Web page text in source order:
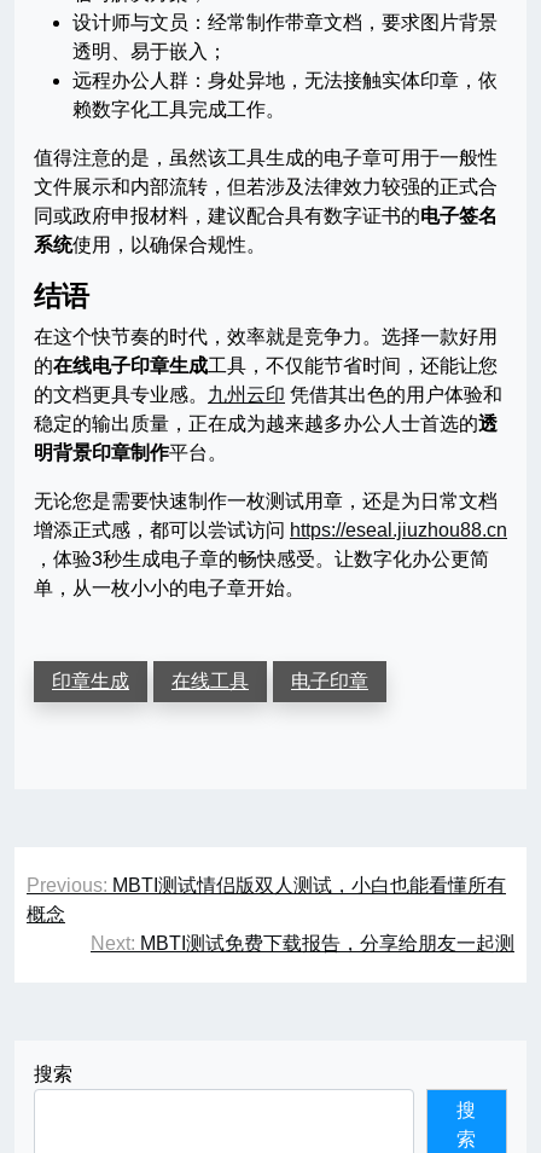
设计师与文员：经常制作带章文档，要求图片背景
透明、易于嵌入；
远程办公人群：身处异地，无法接触实体印章，依
赖数字化工具完成工作。
值得注意的是，虽然该工具生成的电子章可用于一般性
文件展示和内部流转，但若涉及法律效力较强的正式合
同或政府申报材料，建议配合具有数字证书的电子签名
系统使用，以确保合规性。
结语
在这个快节奏的时代，效率就是竞争力。选择一款好用
的在线电子印章生成工具，不仅能节省时间，还能让您
的文档更具专业感。 九州云印 凭借其出色的用户体验和
稳定的输出质量，正在成为越来越多办公人士首选的透
明背景印章制作平台。
无论您是需要快速制作一枚测试用章，还是为日常文档
增添正式感，都可以尝试访问 https://eseal.jiuzhou88.cn
，体验3秒生成电子章的畅快感受。让数字化办公更简
单，从一枚小小的电子章开始。
印章生成 在线工具 电子印章
文
章
Previous: MBTI测试情侣版双人测试，小白也能看懂所有
概念
Next: MBTI测试免费下载报告，分享给朋友一起测
搜索
搜
索